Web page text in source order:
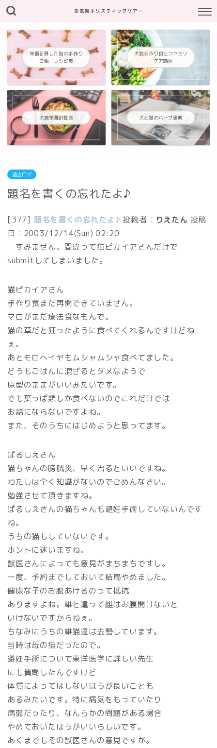
お気楽ホリスティックケアー
栄養計算した猫の手作り
ご飯・レシピ集
犬猫手作り食とファミリ
ーケア講座
犬猫栄養計算表 犬と猫のハーブ事典
過去ログ
題名を書くの忘れたよ♪
[377] 題名を書くの忘れたよ♪ 投稿者： りえたん 投稿
日： 2003/12/14(Sun) 02:20
すみません。間違って猫ピカイアさんだけで
submitしてしまいました。
猫ピカイアさん
手作り食まだ再開できていません。
マロがまだ療法食なもんで。
猫の草だと狂ったように食べてくれるんですけどね
ぇ。
あとモロヘイヤもムシャムシャ食べてました。
どうもごはんに混ぜるとダメなようで
原型のままがいいみたいです。
でも葉っぱ類しか食べないのでこれだけでは
お話にならないですよね。
また、そのうちにはじめようと思ってます。
ぱるしえさん
猫ちゃんの膀胱炎、早く治るといいですね。
わたしは全く知識がないのでごめんなさい。
勉強させて頂きますね。
ぱるしえさんの猫ちゃんも避妊手術していないんです
ね。
うちの猫もしていないです。
ホントに迷いますね。
獣医さんによっても意見がまちまちですし。
一度、予約までしておいて結局やめました。
健康な子のお腹あけるのって抵抗
ありますよね。雄と違って雌はお腹開けないと
いけないですからねぇ。
ちなみにうちの雄猫達は去勢しています。
当時は母の猫だったので。
避妊手術について東洋医学に詳しい先生
にも質問したんですけど
体質によってはしないほうが良いことも
あるみたいです。特に病気をもっていたり
病弱だったり、なんらかの問題がある場合
やめておいたほうがいいらしいです。
あくまでもその獣医さんの意見ですが。